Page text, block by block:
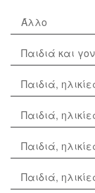
Άλλο
Παιδιά και
Παιδιά,
Παιδιά,
Παιδιά,
Παιδιά,